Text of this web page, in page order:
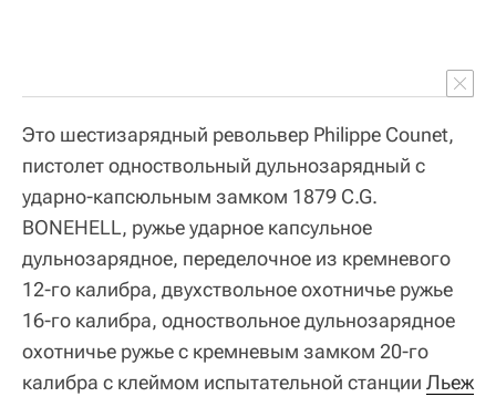
Это шестизарядный револьвер Philippe Counet,
пистолет одноствольный дульнозарядный с
ударно-капсюльным замком 1879 C.G.
BONEHELL, ружье ударное капсульное
дульнозарядное, переделочное из кремневого
12-го калибра, двухствольное охотничье ружье
16-го калибра, одноствольное дульнозарядное
охотничье ружье с кремневым замком 20-го
калибра с клеймом испытательной станции Льеж